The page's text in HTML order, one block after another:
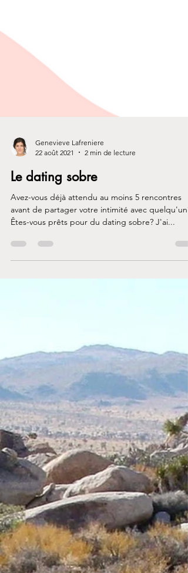
22 août 2021
2 min de lecture
Le dating sobre
Avez-vous déjà attendu au moins 5 rencontres
Êtes-vous prêts pour du dating sobre? J'ai...